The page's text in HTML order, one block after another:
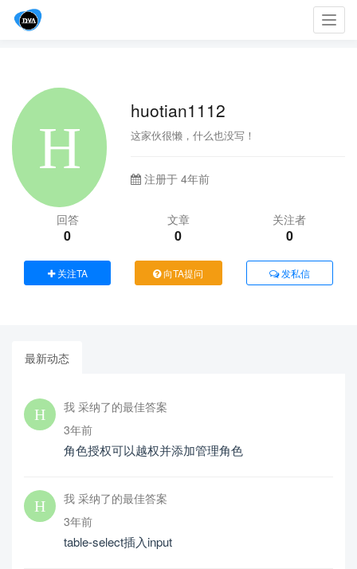
huotian1112
这家伙很懒，什么也没写！
注册于 4年前
回答
0
文章
0
关注者
0
关注TA 向TA提问 发私信
最新动态
我 采纳了的最佳答案
3年前
角色授权可以越权并添加管理角色
我 采纳了的最佳答案
3年前
table-select插入input